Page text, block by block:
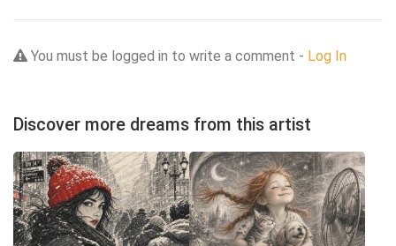
You must be logged in to write a comment - Log In
Discover more dreams from this artist